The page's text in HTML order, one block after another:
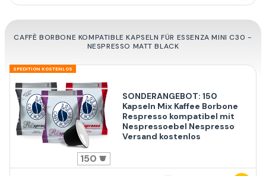
CAFFÈ BORBONE KOMPATIBLE KAPSELN FÜR ESSENZA MINI C30 -
NESPRESSO MATT BLACK
SPEDITION KOSTENLOS
150
SONDERANGEBOT: 150
Kapseln Mix Kaffee Borbone
Respresso kompatibel mit
Nespressoebel Nespresso
Versand kostenlos